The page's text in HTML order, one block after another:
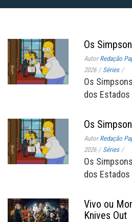
Os
AutorRedação
2026 / Séries /
Os
dos Estados
Os
AutorRedação
2026 / Séries /
Os
dos Estados
Vivo ou
Knives Out